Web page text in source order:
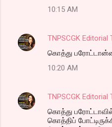
10:15 AM
TNPSCGK Editorial
கொத்து
10:20 AM
TNPSCGK Editorial
கொத்து
கொத்திப்